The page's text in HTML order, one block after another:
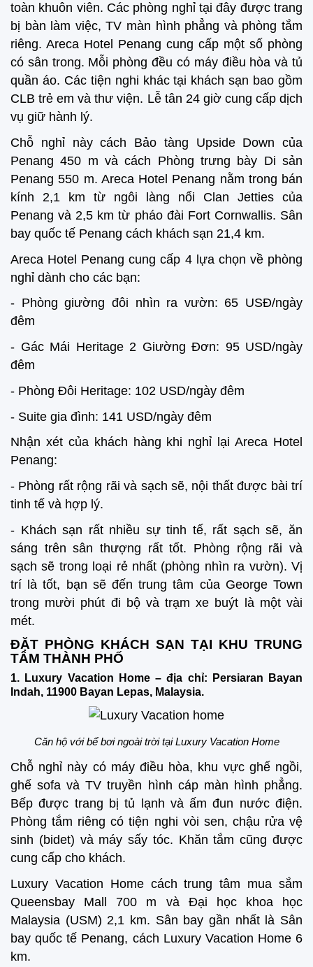
toàn khuôn viên. Các phòng nghỉ tại đây được trang
bị bàn làm việc, TV màn hình phẳng và phòng tắm
riêng. Areca Hotel Penang cung cấp một số phòng
có sân trong. Mỗi phòng đều có máy điều hòa và tủ
quần áo. Các tiện nghi khác tại khách sạn bao gồm
CLB trẻ em và thư viện. Lễ tân 24 giờ cung cấp dịch
vụ giữ hành lý.
Chỗ nghỉ này cách Bảo tàng Upside Down của
Penang 450 m và cách Phòng trưng bày Di sản
Penang 550 m. Areca Hotel Penang nằm trong bán
kính 2,1 km từ ngôi làng nổi Clan Jetties của
Penang và 2,5 km từ pháo đài Fort Cornwallis. Sân
bay quốc tế Penang cách khách sạn 21,4 km.
Areca Hotel Penang cung cấp 4 lựa chọn về phòng
nghỉ dành cho các bạn:
- Phòng giường đôi nhìn ra vườn: 65 USĐ/ngày
đêm
- Gác Mái Heritage 2 Giường Đơn: 95 USD/ngày
đêm
- Phòng Đôi Heritage: 102 USD/ngày đêm
- Suite gia đình: 141 USD/ngày đêm
Nhận xét của khách hàng khi nghỉ lại Areca Hotel
Penang:
- Phòng rất rộng rãi và sạch sẽ, nội thất được bài trí
tinh tế và hợp lý.
- Khách sạn rất nhiều sự tinh tế, rất sạch sẽ, ăn
sáng trên sân thượng rất tốt. Phòng rộng rãi và
sạch sẽ trong loại rẻ nhất (phòng nhìn ra vườn). Vị
trí là tốt, bạn sẽ đến trung tâm của George Town
trong mười phút đi bộ và trạm xe buýt là một vài
mét.
ĐẶT PHÒNG KHÁCH SẠN TẠI KHU TRUNG
TÂM THÀNH PHỐ
1. Luxury Vacation Home – địa chỉ: Persiaran Bayan
Indah, 11900 Bayan Lepas, Malaysia.
Căn hộ với bể bơi ngoài trời tại Luxury Vacation Home
Chỗ nghỉ này có máy điều hòa, khu vực ghế ngồi,
ghế sofa và TV truyền hình cáp màn hình phẳng.
Bếp được trang bị tủ lạnh và ấm đun nước điện.
Phòng tắm riêng có tiện nghi vòi sen, chậu rửa vệ
sinh (bidet) và máy sấy tóc. Khăn tắm cũng được
cung cấp cho khách.
Luxury Vacation Home cách trung tâm mua sắm
Queensbay Mall 700 m và Đại học khoa học
Malaysia (USM) 2,1 km. Sân bay gần nhất là Sân
bay quốc tế Penang, cách Luxury Vacation Home 6
km.